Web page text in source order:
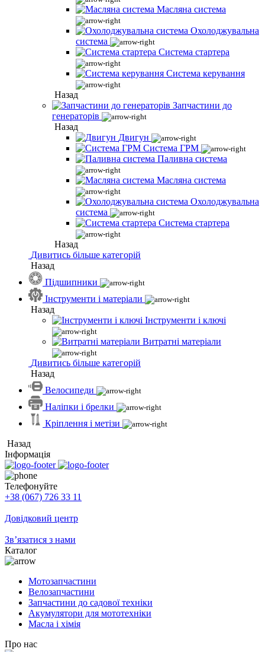
Масляна система
Охолоджувальна
система
Система стартера
Система керування
Назад
Запчастини до
генераторів
Назад
Двигун
Система ГРМ
Паливна система
Масляна система
Охолоджувальна
система
Система стартера
Назад
Дивитись більше категорій
Назад
Підшипники
Інструменти і матеріали
Назад
Інструменти і ключі
Витратні матеріали
Дивитись більше категорій
Назад
Велосипеди
Наліпки і брелки
Кріплення і метізи
Назад
Інформація
Телефонуйте
+38 (067) 726 33 11
Довідковий центр
Зв’язатися з нами
Каталог
Мотозапчастини
Велозапчастини
Запчастини до садової техніки
Акумулятори для мототехніки
Масла і хімія
Про нас